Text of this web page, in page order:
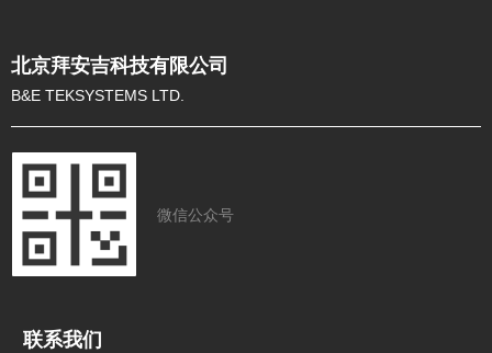
联系我们
北京拜安吉科技有限公司
B&E TEKSYSTEMS LTD.
微信公众号